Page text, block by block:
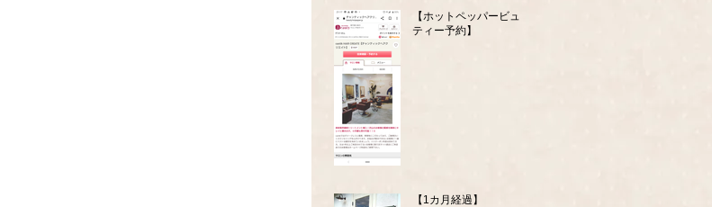
【ホットペッパービュー
ティー予約】
【1カ月経過】